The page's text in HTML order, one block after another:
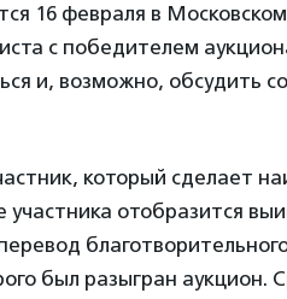
16 февраля в
с победителем
и, возможно, обсудить
который сделает
участника отобразится
был разыгран аукцион.